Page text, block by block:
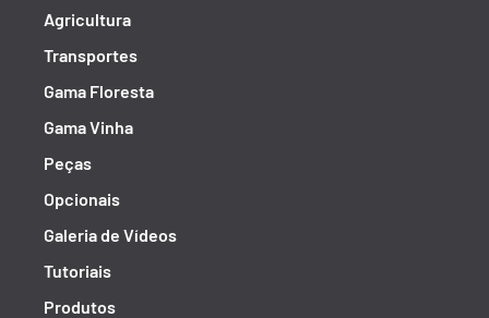
Agricultura
Transportes
Gama Floresta
Gama Vinha
Peças
Opcionais
Galeria de Vídeos
Tutoriais
Produtos